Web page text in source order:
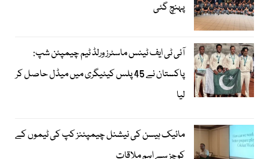
پہنچ گئی
آئی ٹی ایف ٹینس ماسٹرز ورلڈ ٹیم چیمپئن شپ:
پاکستان نے 45 پلس کیٹیگری میں میڈل حاصل کر
لیا
مائیک ہیسن کی نیشنل چیمپئنز کپ کی ٹیموں کے
کوچز سے اہم ملاقات